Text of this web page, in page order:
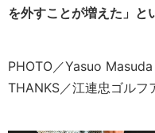
を外すことが増えた」と
PHOTO／Yasuo
THANKS／江連忠ゴルフ